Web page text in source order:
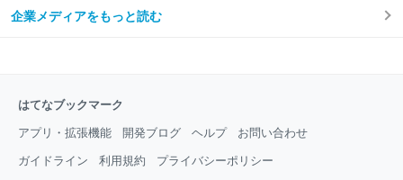
企業メディアをもっと読む
はてなブックマーク
アプリ・拡張機能 開発ブログ ヘルプ お問い合わせ
ガイドライン 利用規約 プライバシーポリシー